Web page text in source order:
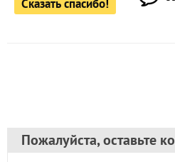
Сказать спасибо!
Пожалуйста, оставьте